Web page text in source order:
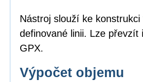
Nástroj slouží ke
definované linii. Lze
GPX.
Výpočet objemu